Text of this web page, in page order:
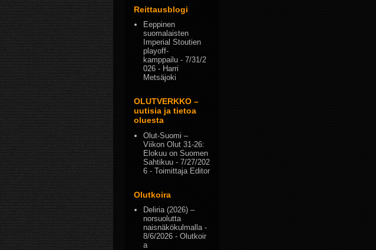
Reittausblogi
Eeppinen
suomalaisten
Imperial Stoutien
playoff-
kamppailu - 7/31/2
026 - Harri
Metsäjoki
OLUTVERKKO –
uutisia ja tietoa
oluesta
Olut-Suomi –
Viikon Olut 31-26:
Elokuu on Suomen
Sahtikuu - 7/27/202
6 - Toimittaja Editor
Olutkoira
Deliria (2026) –
norsuolutta
naisnäkökulmalla-
8/6/2026 - Olutkoir
a